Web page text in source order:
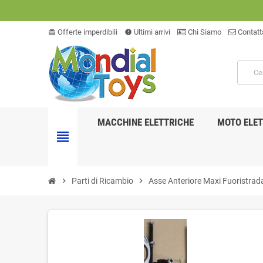
card_giftcard Offerte imperdibili new_releases Ultimi arrivi Chi Siamo
view_headline
MACCHINE ELETTRICHE MOTO
chevron_right Parti di Ricambio chevron_right Asse Anteriore Maxi